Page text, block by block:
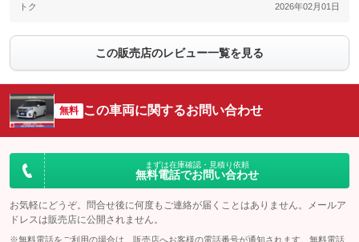
トク 2026年02月01日
この販売店のレビュー一覧を見る
無料 この車両に関するお問い合わせ
まずは在庫確認・見積り依頼
無料電話でお問い合わせ
お気軽にどうぞ。問合せ後に何度もご連絡が届くことはありません。メールア
ドレスは販売店に公開されません。
※無料電話をご利用の場合は、販売店へお客様の電話番号が通知されます。無料電話